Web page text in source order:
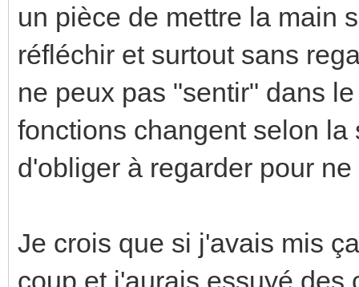
un pièce de mettre la main
réfléchir et surtout sans
ne peux pas "sentir" dans
fonctions changent selon
d'obliger à regarder pour
Je crois que si j'avais mis
coup et j'aurais essuyé des